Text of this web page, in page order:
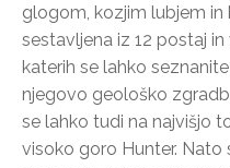
glogom, kozjim lubjem in
sestavljena iz 12 postaj
katerih se lahko
njegovo geološko
se lahko tudi na najvišjo
visoko goro Hunter. Nato